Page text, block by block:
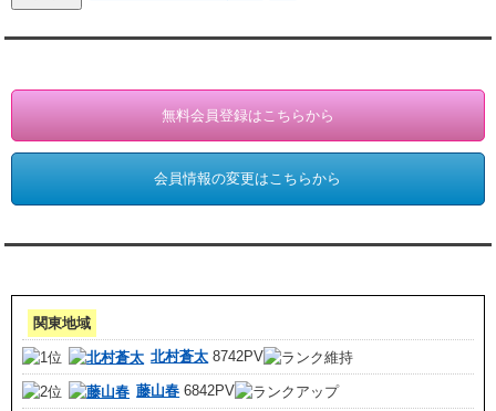
無料会員登録はこちらから
会員情報の変更はこちらから
関東地域
北村蒼太 8742PV
藤山春 6842PV